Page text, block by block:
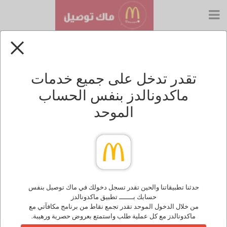
تقدر تدخل على جميع خدمات
ماكدونالدز بنفس الحساب
الموحد
حدثنا تطبيقاتنا والحين تقدر تسجل دخولك في ماك توصيل بنفس
حسابك بـــــــ تطبيق ماكدونالدز
من خلال الدخول الموحد تقدر تجمع نقاط من برنامج مكافآتي مع
ماكدونالدز مع كل عملية طلب واستمتع بعروض حصرية ورهيبة.
تبدا طلبك
تسجيل الدخول
نسيت الرقم السري؟